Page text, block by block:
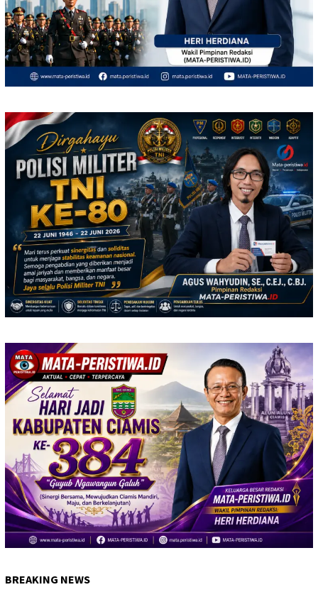
BREAKING NEWS